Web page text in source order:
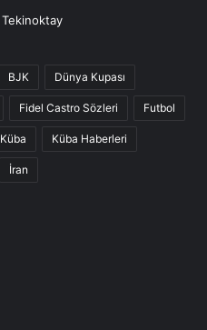
BJK Dünya Kupası
Fidel Castro Sözleri Futbol
Küba Küba Haberleri
İran